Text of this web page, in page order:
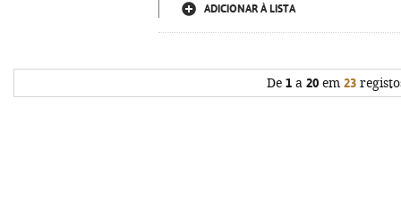
ADICIONAR À LISTA
De 1a 20em 23